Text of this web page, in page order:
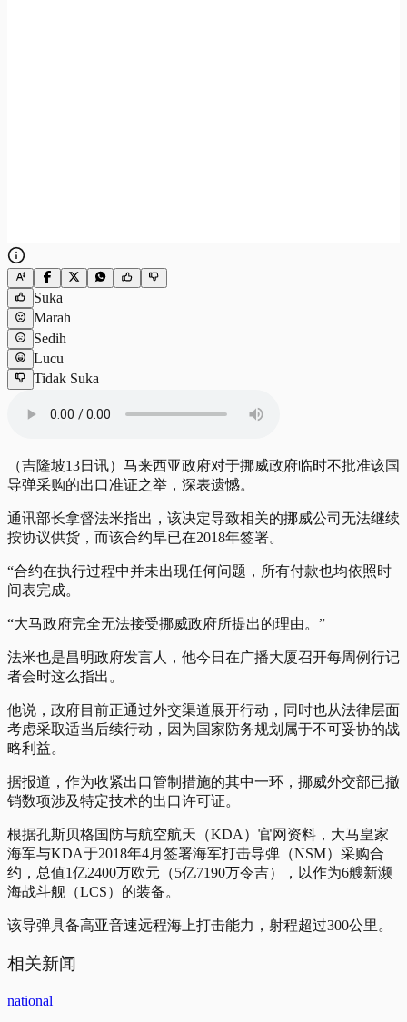
Suka
Marah
Sedih
Lucu
Tidak Suka
（吉隆坡13日讯）马来西亚政府对于挪威政府临时不批准该国
导弹采购的出口准证之举，深表遗憾。
通讯部长拿督法米指出，该决定导致相关的挪威公司无法继续
按协议供货，而该合约早已在2018年签署。
“合约在执行过程中并未出现任何问题，所有付款也均依照时
间表完成。
“大马政府完全无法接受挪威政府所提出的理由。”
法米也是昌明政府发言人，他今日在广播大厦召开每周例行记
者会时这么指出。
他说，政府目前正通过外交渠道展开行动，同时也从法律层面
考虑采取适当后续行动，因为国家防务规划属于不可妥协的战
略利益。
据报道，作为收紧出口管制措施的其中一环，挪威外交部已撤
销数项涉及特定技术的出口许可证。
根据孔斯贝格国防与航空航天（KDA）官网资料，大马皇家
海军与KDA于2018年4月签署海军打击导弹（NSM）采购合
约，总值1亿2400万欧元（5亿7190万令吉），以作为6艘新濒
海战斗舰（LCS）的装备。
该导弹具备高亚音速远程海上打击能力，射程超过300公里。
相关新闻
national